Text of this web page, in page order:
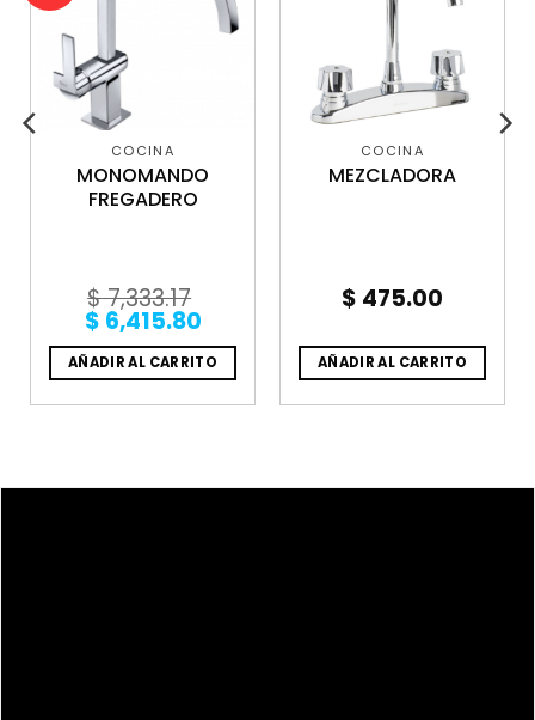
COCINA
MONOMANDO
FREGADERO
$7,333.17
Original
price
was:
$ 7,333.17.
$ 6,415.80Current
price
is:
$ 6,415.80.
AÑADIR AL CARRITO
COCINA
MEZCLADORA
$ 475.00
AÑADIR AL CARRITO